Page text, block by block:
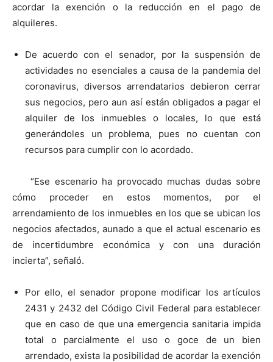
acordar la exención o la reducción en el pago de
alquileres.
De acuerdo con el senador, por la suspensión de
actividades no esenciales a causa de la pandemia del
coronavirus, diversos arrendatarios debieron cerrar
sus negocios, pero aun así están obligados a pagar el
alquiler de los inmuebles o locales, lo que está
generándoles un problema, pues no cuentan con
recursos para cumplir con lo acordado.
“Ese escenario ha provocado muchas dudas sobre
cómo proceder en estos momentos, por el
arrendamiento de los inmuebles en los que se ubican los
negocios afectados, aunado a que el actual escenario es
de incertidumbre económica y con una duración
incierta”, señaló.
Por ello, el senador propone modificar los artículos
2431 y 2432 del Código Civil Federal para establecer
que en caso de que una emergencia sanitaria impida
total o parcialmente el uso o goce de un bien
arrendado, exista la posibilidad de acordar la exención